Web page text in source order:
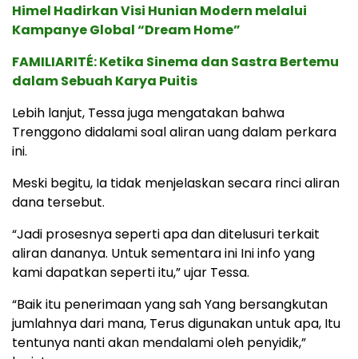
Himel Hadirkan Visi Hunian Modern melalui
Kampanye Global “Dream Home”
FAMILIARITÉ: Ketika Sinema dan Sastra Bertemu
dalam Sebuah Karya Puitis
Lebih lanjut, Tessa juga mengatakan bahwa
Trenggono didalami soal aliran uang dalam perkara
ini.
Meski begitu, Ia tidak menjelaskan secara rinci aliran
dana tersebut.
“Jadi prosesnya seperti apa dan ditelusuri terkait
aliran dananya. Untuk sementara ini Ini info yang
kami dapatkan seperti itu,” ujar Tessa.
“Baik itu penerimaan yang sah Yang bersangkutan
jumlahnya dari mana, Terus digunakan untuk apa, Itu
tentunya nanti akan mendalami oleh penyidik,”